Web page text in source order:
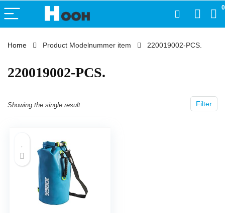
0
Home Product Modelnummer item ‎220019002-PCS.
‎220019002-PCS.
Filter
Showing the single result